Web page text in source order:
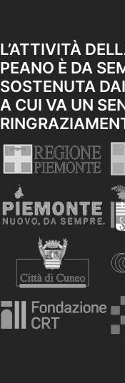
L’ATTIVITÀ
PEANO È DA
SOSTENUTA
A CUI VA UN